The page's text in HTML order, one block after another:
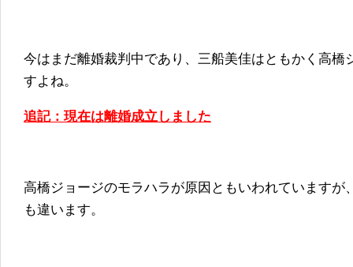
今はまだ離婚裁判中であり、三船美佳はともかく高橋
すよね。
追記：現在は離婚成立しました
高橋ジョージのモラハラが原因ともいわれていますが
も違います。